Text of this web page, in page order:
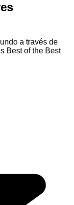
a través de
Best of the Best